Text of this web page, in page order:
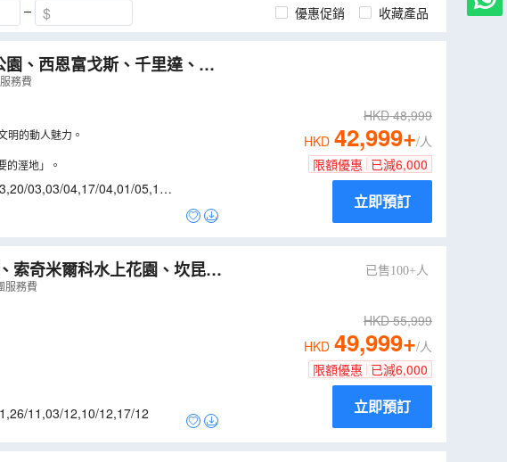
優惠促銷 收藏產品
海濱大道)【全包價】
務費
明的動人魅力。
的溼地」。
,20/03,03/04,17/04,01/05,15/0
HKD48,999
HKD 42,999+/人
限額優惠 已減6,000
立即預訂
全包價】
服務費
,26/11 ,03/12,10/12,17/12
已售100+人
HKD55,999
HKD 49,999+/人
限額優惠 已減6,000
立即預訂